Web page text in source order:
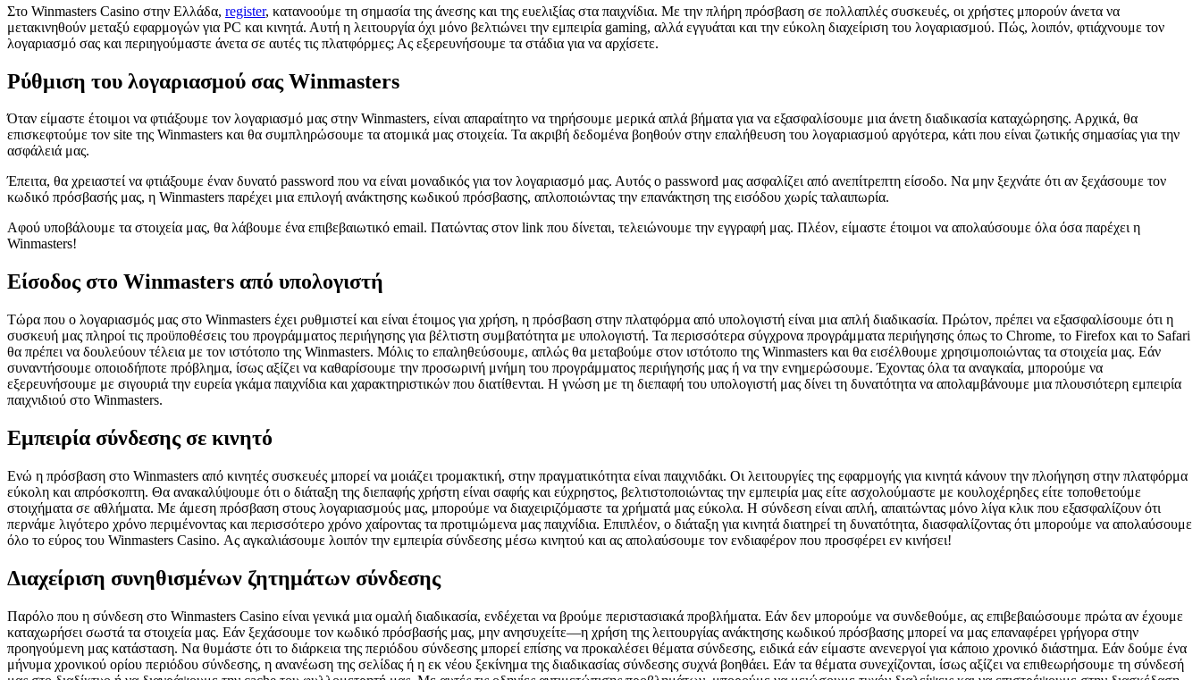
Στο Winmasters Casino στην Ελλάδα, register, κατανοούμε τη σημασία της άνεσης και της ευελιξίας στα παιχνίδια. Με την πλήρη πρόσβαση σε πολλαπλές συσκευές, οι χρήστες μπορούν άνετα να
μετακινηθούν μεταξύ εφαρμογών για PC και κινητά. Αυτή η λειτουργία όχι μόνο βελτιώνει την εμπειρία gaming, αλλά εγγυάται και την εύκολη διαχείριση του λογαριασμού. Πώς, λοιπόν, φτιάχνουμε τον
λογαριασμό σας και περιηγούμαστε άνετα σε αυτές τις πλατφόρμες; Ας εξερευνήσουμε τα στάδια για να αρχίσετε.
Ρύθμιση του λογαριασμού σας Winmasters
Όταν είμαστε έτοιμοι να φτιάξουμε τον λογαριασμό μας στην Winmasters, είναι απαραίτητο να τηρήσουμε μερικά απλά βήματα για να εξασφαλίσουμε μια άνετη διαδικασία καταχώρησης. Αρχικά, θα
επισκεφτούμε τον site της Winmasters και θα συμπληρώσουμε τα ατομικά μας στοιχεία. Τα ακριβή δεδομένα βοηθούν στην επαλήθευση του λογαριασμού αργότερα, κάτι που είναι ζωτικής σημασίας για την
ασφάλειά μας.
Έπειτα, θα χρειαστεί να φτιάξουμε έναν δυνατό password που να είναι μοναδικός για τον λογαριασμό μας. Αυτός ο password μας ασφαλίζει από ανεπίτρεπτη είσοδο. Να μην ξεχνάτε ότι αν ξεχάσουμε τον
κωδικό πρόσβασής μας, η Winmasters παρέχει μια επιλογή ανάκτησης κωδικού πρόσβασης, απλοποιώντας την επανάκτηση της εισόδου χωρίς ταλαιπωρία.
Αφού υποβάλουμε τα στοιχεία μας, θα λάβουμε ένα επιβεβαιωτικό email. Πατώντας στον link που δίνεται, τελειώνουμε την εγγραφή μας. Πλέον, είμαστε έτοιμοι να απολαύσουμε όλα όσα παρέχει η
Winmasters!
Είσοδος στο Winmasters από υπολογιστή
Τώρα που ο λογαριασμός μας στο Winmasters έχει ρυθμιστεί και είναι έτοιμος για χρήση, η πρόσβαση στην πλατφόρμα από υπολογιστή είναι μια απλή διαδικασία. Πρώτον, πρέπει να εξασφαλίσουμε ότι η
συσκευή μας πληροί τις προϋποθέσεις του προγράμματος περιήγησης για βέλτιστη συμβατότητα με υπολογιστή. Τα περισσότερα σύγχρονα προγράμματα περιήγησης όπως το Chrome, το Firefox και το Safari
θα πρέπει να δουλεύουν τέλεια με τον ιστότοπο της Winmasters. Μόλις το επαληθεύσουμε, απλώς θα μεταβούμε στον ιστότοπο της Winmasters και θα εισέλθουμε χρησιμοποιώντας τα στοιχεία μας. Εάν
συναντήσουμε οποιοδήποτε πρόβλημα, ίσως αξίζει να καθαρίσουμε την προσωρινή μνήμη του προγράμματος περιήγησής μας ή να την ενημερώσουμε. Έχοντας όλα τα αναγκαία, μπορούμε να
εξερευνήσουμε με σιγουριά την ευρεία γκάμα παιχνίδια και χαρακτηριστικών που διατίθενται. Η γνώση με τη διεπαφή του υπολογιστή μας δίνει τη δυνατότητα να απολαμβάνουμε μια πλουσιότερη εμπειρία
παιχνιδιού στο Winmasters.
Εμπειρία σύνδεσης σε κινητό
Ενώ η πρόσβαση στο Winmasters από κινητές συσκευές μπορεί να μοιάζει τρομακτική, στην πραγματικότητα είναι παιχνιδάκι. Οι λειτουργίες της εφαρμογής για κινητά κάνουν την πλοήγηση στην πλατφόρμα
εύκολη και απρόσκοπτη. Θα ανακαλύψουμε ότι ο διάταξη της διεπαφής χρήστη είναι σαφής και εύχρηστος, βελτιστοποιώντας την εμπειρία μας είτε ασχολούμαστε με κουλοχέρηδες είτε τοποθετούμε
στοιχήματα σε αθλήματα. Με άμεση πρόσβαση στους λογαριασμούς μας, μπορούμε να διαχειριζόμαστε τα χρήματά μας εύκολα. Η σύνδεση είναι απλή, απαιτώντας μόνο λίγα κλικ που εξασφαλίζουν ότι
περνάμε λιγότερο χρόνο περιμένοντας και περισσότερο χρόνο χαίροντας τα προτιμώμενα μας παιχνίδια. Επιπλέον, ο διάταξη για κινητά διατηρεί τη δυνατότητα, διασφαλίζοντας ότι μπορούμε να απολαύσουμε
όλο το εύρος του Winmasters Casino. Ας αγκαλιάσουμε λοιπόν την εμπειρία σύνδεσης μέσω κινητού και ας απολαύσουμε τον ενδιαφέρον που προσφέρει εν κινήσει!
Διαχείριση συνηθισμένων ζητημάτων σύνδεσης
Παρόλο που η σύνδεση στο Winmasters Casino είναι γενικά μια ομαλή διαδικασία, ενδέχεται να βρούμε περιστασιακά προβλήματα. Εάν δεν μπορούμε να συνδεθούμε, ας επιβεβαιώσουμε πρώτα αν έχουμε
καταχωρήσει σωστά τα στοιχεία μας. Εάν ξεχάσουμε τον κωδικό πρόσβασής μας, μην ανησυχείτε—η χρήση της λειτουργίας ανάκτησης κωδικού πρόσβασης μπορεί να μας επαναφέρει γρήγορα στην
προηγούμενη μας κατάσταση. Να θυμάστε ότι το διάρκεια της περιόδου σύνδεσης μπορεί επίσης να προκαλέσει θέματα σύνδεσης, ειδικά εάν είμαστε ανενεργοί για κάποιο χρονικό διάστημα. Εάν δούμε ένα
μήνυμα χρονικού ορίου περιόδου σύνδεσης, η ανανέωση της σελίδας ή η εκ νέου ξεκίνημα της διαδικασίας σύνδεσης συχνά βοηθάει. Εάν τα θέματα συνεχίζονται, ίσως αξίζει να επιθεωρήσουμε τη σύνδεσή